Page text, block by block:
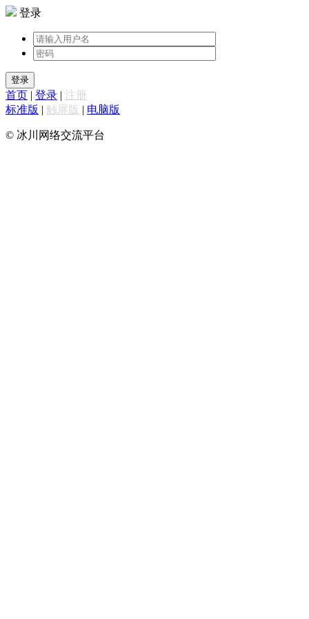
登录
登录
首页 | 登录 | 注册
标准版 | 触屏版 | 电脑版
© 冰川网络交流平台